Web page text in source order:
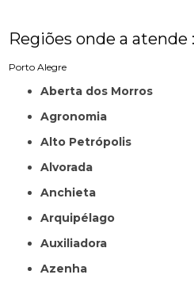
Regiões onde a atende :
Porto Alegre
Aberta dos Morros
Agronomia
Alto Petrópolis
Alvorada
Anchieta
Arquipélago
Auxiliadora
Azenha